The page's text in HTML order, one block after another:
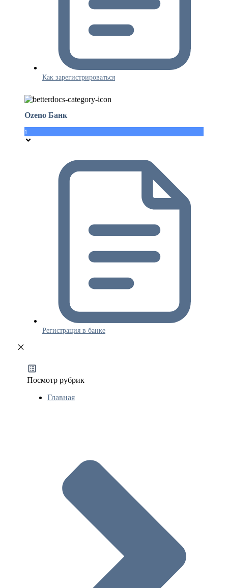
Как зарегистрироваться
Ozeno Банк
1
Регистрация в банке
Посмотр рубрик
Главная